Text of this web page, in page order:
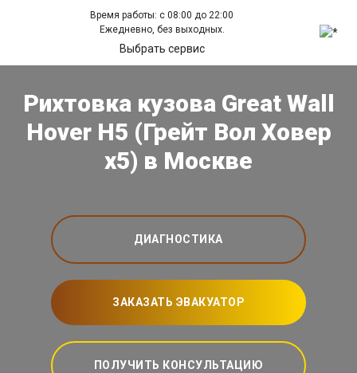
Время работы: с 08:00 до 22:00
Ежедневно, без выходных.
Выбрать сервис
Рихтовка кузова Great Wall
Hover H5 (Грейт Вол Ховер
х5) в Москве
ДИАГНОСТИКА
ЗАКАЗАТЬ ЭВАКУАТОР
ПОЛУЧИТЬ КОНСУЛЬТАЦИЮ